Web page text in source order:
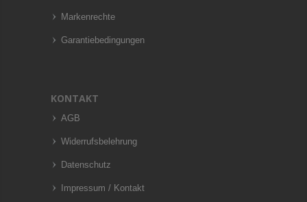
Markenrechte
Garantiebedingungen
KONTAKT
AGB
Widerrufsbelehrung
Datenschutz
Impressum / Kontakt